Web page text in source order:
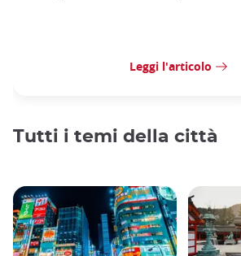
Leggi l'articolo
Tutti i temi della città